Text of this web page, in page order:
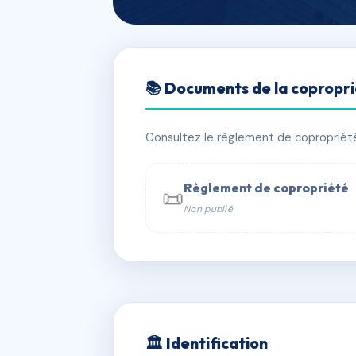
LOUIS
📍 365 Avenue Gaston Baissette
📞 Contacter Syndic Digital
📚 Documents de la
Consultez le règlement de
📜Règlement de copropriété
Non publié
🏛 Identification